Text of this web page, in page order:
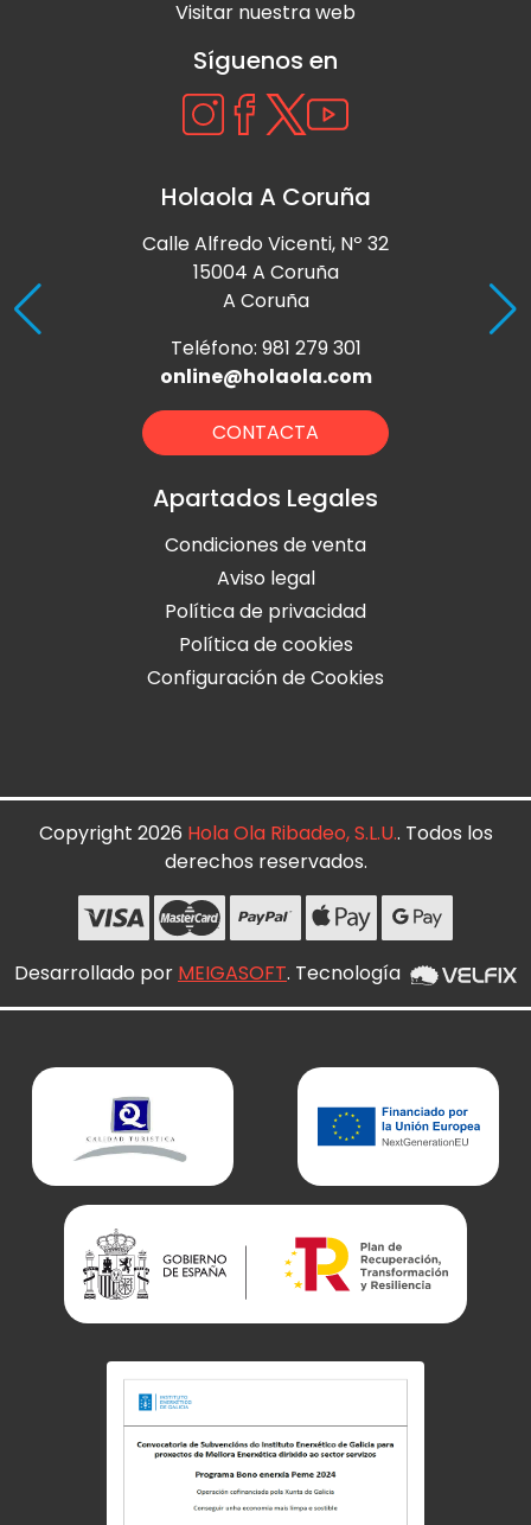
Visitar nuestra web
Síguenos en
Holaola A Coruña
Calle Alfredo Vicenti, Nº 32
15004 A Coruña
A Coruña
Teléfono: 981 279 301
online@holaola.com
CONTACTA
Apartados Legales
Condiciones de venta
Aviso legal
Política de privacidad
Política de cookies
Configuración de Cookies
Copyright 2026 Hola Ola Ribadeo, S.L.U.. Todos los
derechos reservados.
Desarrollado por MEIGASOFT. Tecnología